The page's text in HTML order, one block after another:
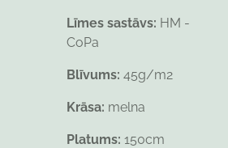
Līmes sastāvs: HM -
CoPa
Blīvums: 45g/m2
Krāsa: melna
Platums: 150cm